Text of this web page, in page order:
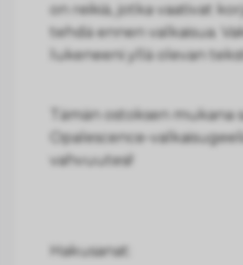
on reikiä, jotka vaativat
tehdä ennen valkaisua.
lukeneeni yllä olevan
Tämän ostoksen mukana
Opalescence-
vahvuutesi!
Hakusanat: